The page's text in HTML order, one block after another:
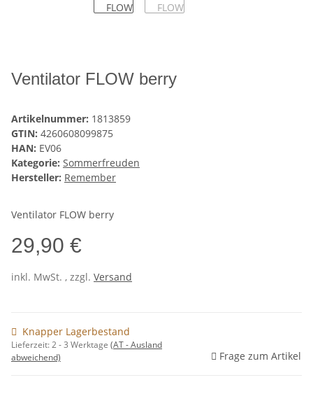
Ventilator FLOW berry
Artikelnummer: 1813859
GTIN: 4260608099875
HAN: EV06
Kategorie: Sommerfreuden
Hersteller: Remember
Ventilator FLOW berry
29,90 €
inkl. MwSt. , zzgl. Versand
Knapper Lagerbestand
Lieferzeit:2 - 3 Werktage (AT - Ausland
abweichend)
Frage zum Artikel